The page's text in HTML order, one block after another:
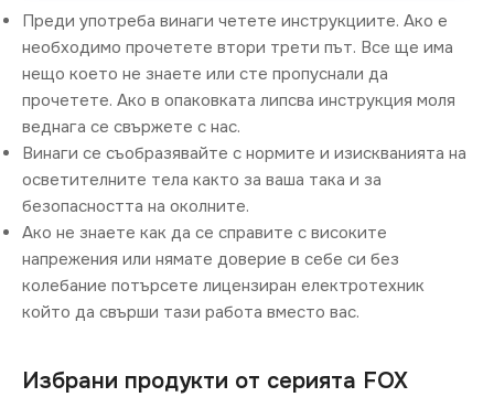
Преди употреба винаги четете инструкциите. Ако е
необходимо прочетете втори трети път. Все ще има
нещо което не знаете или сте пропуснали да
прочетете. Ако в опаковката липсва инструкция моля
веднага се свържете с нас.
Винаги се съобразявайте с нормите и изискванията на
осветителните тела както за ваша така и за
безопасността на околните.
Ако не знаете как да се справите с високите
напрежения или нямате доверие в себе си без
колебание потърсете лицензиран електротехник
който да свърши тази работа вместо вас.
Избрани продукти от серията FOX